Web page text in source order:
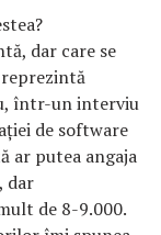
dar care se
reprezintă
într-un interviu
de software
ar putea angaja
dar
de 8-9.000.